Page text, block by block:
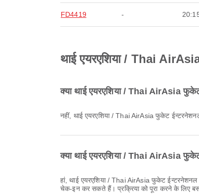
FD4419 -
थाई एयरएशिया / Thai
क्या थाई एयरएशिया / Thai AirAsia फुकेट
नहीं, थाई एयरएशिया / Thai AirAsia फुकेट
क्या थाई एयरएशिया / Thai AirAsia
हां, थाई एयरएशिया / Thai AirAsia फुकेट ईन्टरनेशनल एयरपोर्ट के लिए उड़ानों के लिए ऑनलाइन चेक-इन प्रदान करता है, जिससे आप एयरलाइन की वेबसाइट या ऐप के माध्यम से अपनी उड़ान के लिए सुविधाजनक रूप से
चेक-इन कर सकते हैं। प्रक्रिया को पूरा करने के लिए बस